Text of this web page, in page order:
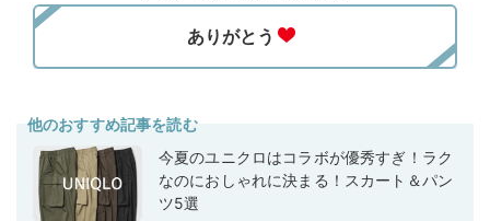
他のおすすめ記事を読む
今夏のユニクロはコラボが優秀すぎ！ラク
なのにおしゃれに決まる！スカート＆パン
ツ5選